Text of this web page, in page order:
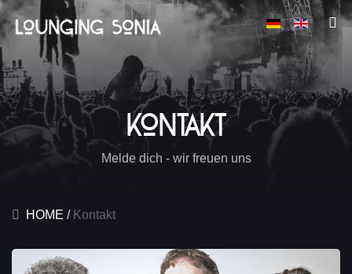
Kontakt
Melde dich - wir freuen uns
HOME Kontakt